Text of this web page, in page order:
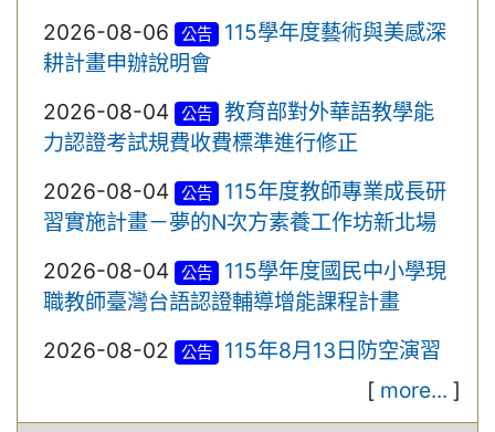
2026-08-06
公告
115學年度藝術與美感深
耕計畫申辦說明會
2026-08-04
公告
教育部對外華語教學能
力認證考試規費收費標準進行修正
2026-08-04
公告
115年度教師專業成長研
習實施計畫－夢的N次方素養工作坊新北場
2026-08-04
公告
115學年度國民中小學現
職教師臺灣台語認證輔導增能課程計畫
2026-08-02
公告
115年8月13日防空演習
[ more... ]